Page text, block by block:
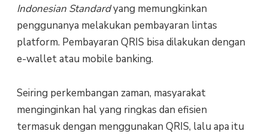
Indonesian Standardyang memungkinkan
penggunanya melakukan pembayaran lintas
platform. Pembayaran QRIS bisa dilakukan dengan
e-wallet atau mobile banking.
Seiring perkembangan zaman, masyarakat
menginginkan hal yang ringkas dan efisien
termasuk dengan menggunakan QRIS, lalu apa itu